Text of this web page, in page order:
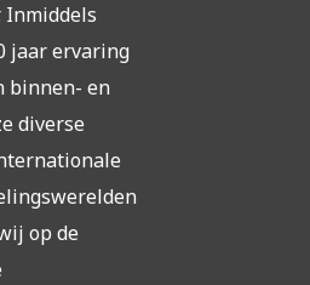
Inmiddels
jaar ervaring
binnen- en
diverse
op de